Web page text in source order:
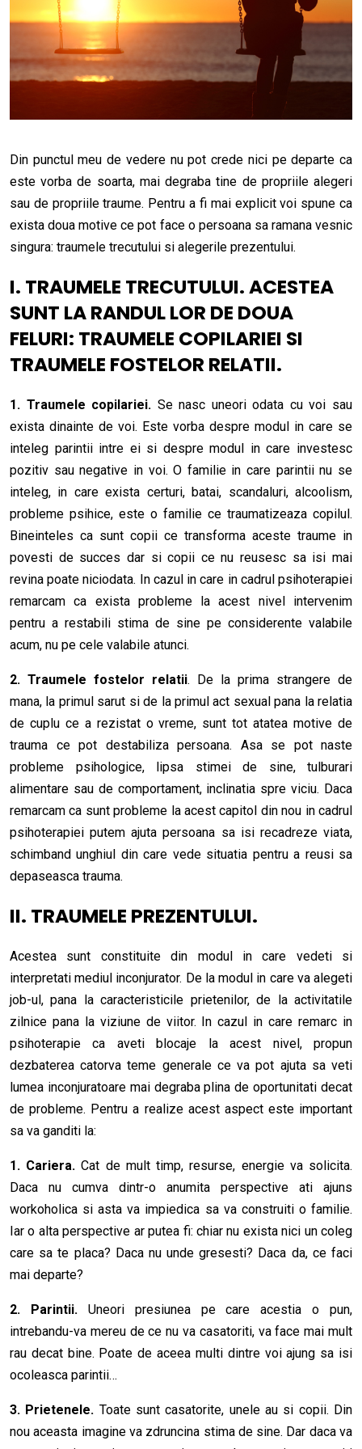
Din punctul meu de vedere nu pot crede nici pe departe ca
este vorba de soarta, mai degraba tine de propriile alegeri
sau de propriile traume. Pentru a fi mai explicit voi spune ca
exista doua motive ce pot face o persoana sa ramana vesnic
singura: traumele trecutului si alegerile prezentului.
I. TRAUMELE TRECUTULUI. ACESTEA
SUNT LA RANDUL LOR DE DOUA
FELURI: TRAUMELE COPILARIEI SI
TRAUMELE FOSTELOR RELATII.
1. Traumele copilariei. Se nasc uneori odata cu voi sau
exista dinainte de voi. Este vorba despre modul in care se
inteleg parintii intre ei si despre modul in care investesc
pozitiv sau negative in voi. O familie in care parintii nu se
inteleg, in care exista certuri, batai, scandaluri, alcoolism,
probleme psihice, este o familie ce traumatizeaza copilul.
Bineinteles ca sunt copii ce transforma aceste traume in
povesti de succes dar si copii ce nu reusesc sa isi mai
revina poate niciodata. In cazul in care in cadrul psihoterapiei
remarcam ca exista probleme la acest nivel intervenim
pentru a restabili stima de sine pe considerente valabile
acum, nu pe cele valabile atunci.
2. Traumele fostelor relatii. De la prima strangere de
mana, la primul sarut si de la primul act sexual pana la relatia
de cuplu ce a rezistat o vreme, sunt tot atatea motive de
trauma ce pot destabiliza persoana. Asa se pot naste
probleme psihologice, lipsa stimei de sine, tulburari
alimentare sau de comportament, inclinatia spre viciu. Daca
remarcam ca sunt probleme la acest capitol din nou in cadrul
psihoterapiei putem ajuta persoana sa isi recadreze viata,
schimband unghiul din care vede situatia pentru a reusi sa
depaseasca trauma.
II. TRAUMELE PREZENTULUI.
Acestea sunt constituite din modul in care vedeti si
interpretati mediul inconjurator. De la modul in care va alegeti
job-ul, pana la caracteristicile prietenilor, de la activitatile
zilnice pana la viziune de viitor. In cazul in care remarc in
psihoterapie ca aveti blocaje la acest nivel, propun
dezbaterea catorva teme generale ce va pot ajuta sa veti
lumea inconjuratoare mai degraba plina de oportunitati decat
de probleme. Pentru a realize acest aspect este important
sa va ganditi la:
1. Cariera. Cat de mult timp, resurse, energie va solicita.
Daca nu cumva dintr-o anumita perspective ati ajuns
workoholica si asta va impiedica sa va construiti o familie.
Iar o alta perspective ar putea fi: chiar nu exista nici un coleg
care sa te placa? Daca nu unde gresesti? Daca da, ce faci
mai departe?
2. Parintii.Uneori presiunea pe care acestia o pun,
intrebandu-va mereu de ce nu va casatoriti, va face mai mult
rau decat bine. Poate de aceea multi dintre voi ajung sa isi
ocoleasca parintii…
3. Prietenele. Toate sunt casatorite, unele au si copii. Din
nou aceasta imagine va zdruncina stima de sine. Dar daca va